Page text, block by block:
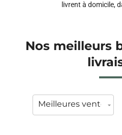
livrent à domicile,
Nos meilleurs